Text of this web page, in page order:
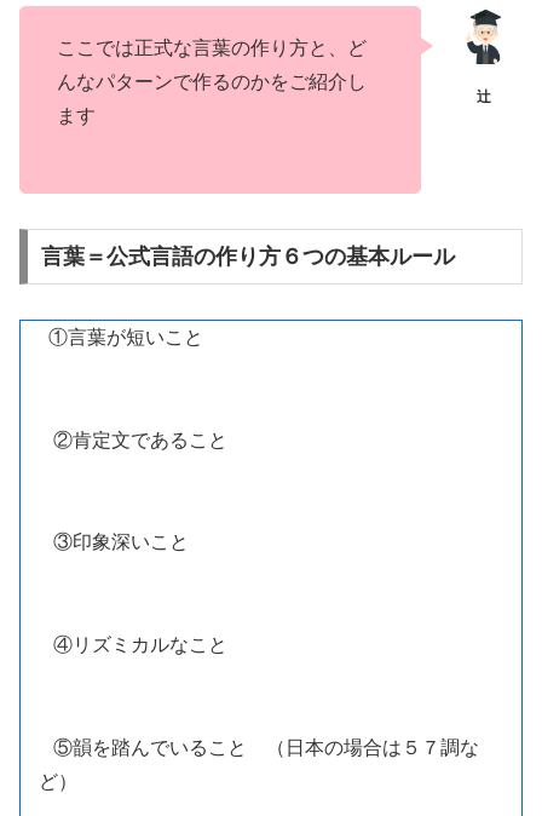
ここでは正式な言葉の作り方と、ど
んなパターンで作るのかをご紹介し
ます
言葉＝公式言語の作り方６つの基本ルール
①言葉が短いこと
②肯定文であること
③印象深いこと
④リズミカルなこと
⑤韻を踏んでいること （日本の場合は５７調な
ど）